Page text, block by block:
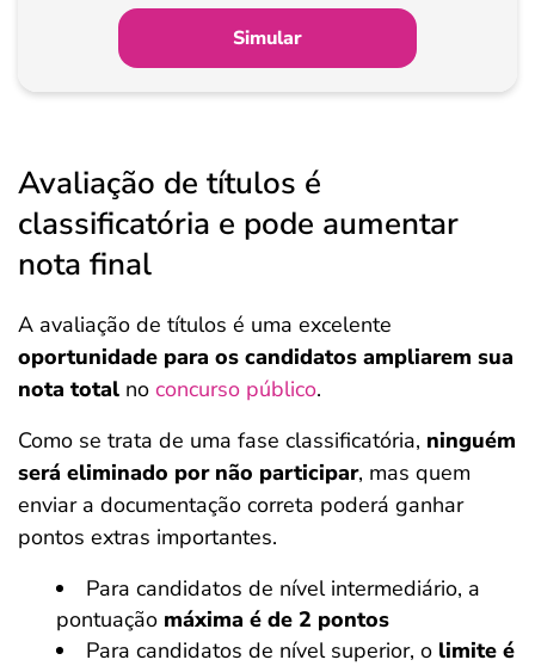
Simular
Avaliação de títulos é
classificatória e pode aumentar
nota final
A avaliação de títulos é uma excelente
oportunidade para os candidatos ampliarem sua
nota total no concurso público.
Como se trata de uma fase classificatória, ninguém
será eliminado por não participar, mas quem
enviar a documentação correta poderá ganhar
pontos extras importantes.
Para candidatos de nível intermediário, a
pontuação máxima é de 2 pontos
Para candidatos de nível superior, o limite é